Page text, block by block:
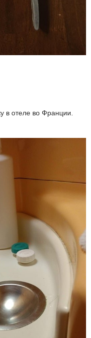
в отеле во Франции.